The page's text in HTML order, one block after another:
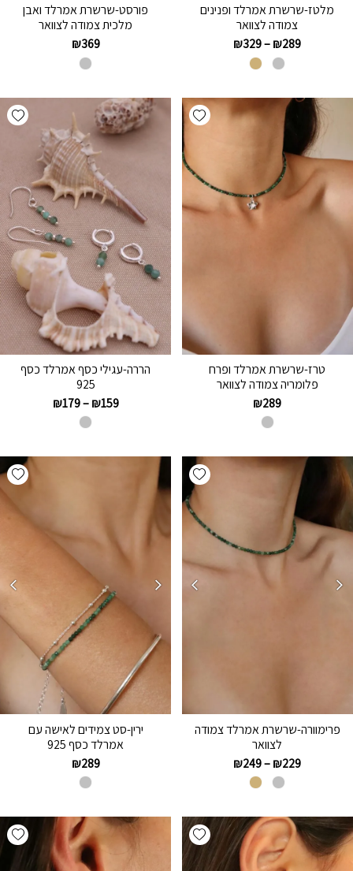
מלטז-שרשרת אמרלד ופנינים
צמודה לצוואר
₪289
–
₪329
פורסט-שרשרת אמרלד ואבן
מלכית צמודה לצוואר
₪369
Add wishlist
טרז-שרשרת אמרלד ופרח
פלומריה צמודה לצוואר
₪289
הררה-עגילי כסף אמרלד כסף
925
₪159
–
₪179
Add wishlist
פרימוורה-שרשרת אמרלד צמודה
לצוואר
₪229
–
₪249
ירין-סט צמידים לאישה עם
אמרלד כסף 925
₪289
Add wishlist